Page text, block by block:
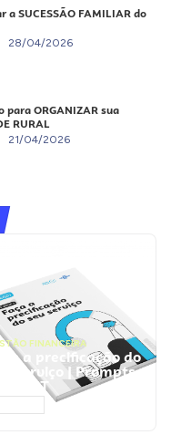
a SUCESSÃO FAMILIAR do
28/04/2026
para ORGANIZAR sua
RURAL
21/04/2026
FINANCEIRA
a precificação do
serviço | Prompts